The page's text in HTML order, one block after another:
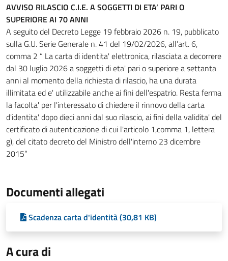
AVVISO RILASCIO C.I.E. A SOGGETTI DI ETA’ PARI O
SUPERIORE AI 70 ANNI
A seguito del Decreto Legge 19 febbraio 2026 n. 19, pubblicato
sulla G.U. Serie Generale n. 41 del 19/02/2026, all’art. 6,
comma 2 “ La carta di identita' elettronica, rilasciata a decorrere
dal 30 luglio 2026 a soggetti di eta' pari o superiore a settanta
anni al momento della richiesta di rilascio, ha una durata
illimitata ed e' utilizzabile anche ai fini dell'espatrio. Resta ferma
la facolta' per l'interessato di chiedere il rinnovo della carta
d'identita' dopo dieci anni dal suo rilascio, ai fini della validita' del
certificato di autenticazione di cui l'articolo 1,comma 1, lettera
g), del citato decreto del Ministro dell'interno 23 dicembre
2015”
Documenti allegati
Scadenza carta d'identità (30,81 KB)
A cura di